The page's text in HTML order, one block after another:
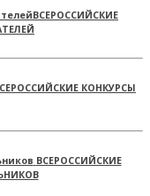
ВСЕРОССИЙСКИЕ
КОНКУРСЫ
ВСЕРОССИЙСКИЕ